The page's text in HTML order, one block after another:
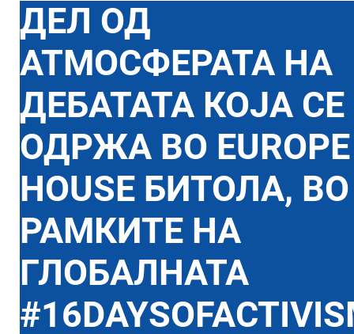
ДЕЛ ОД
АТМОСФЕРАТА НА
ДЕБАТАТА КОЈА СЕ
ОДРЖА ВО EUROPE
HOUSE БИТОЛА, ВО
РАМКИТЕ НА
ГЛОБАЛНАТА